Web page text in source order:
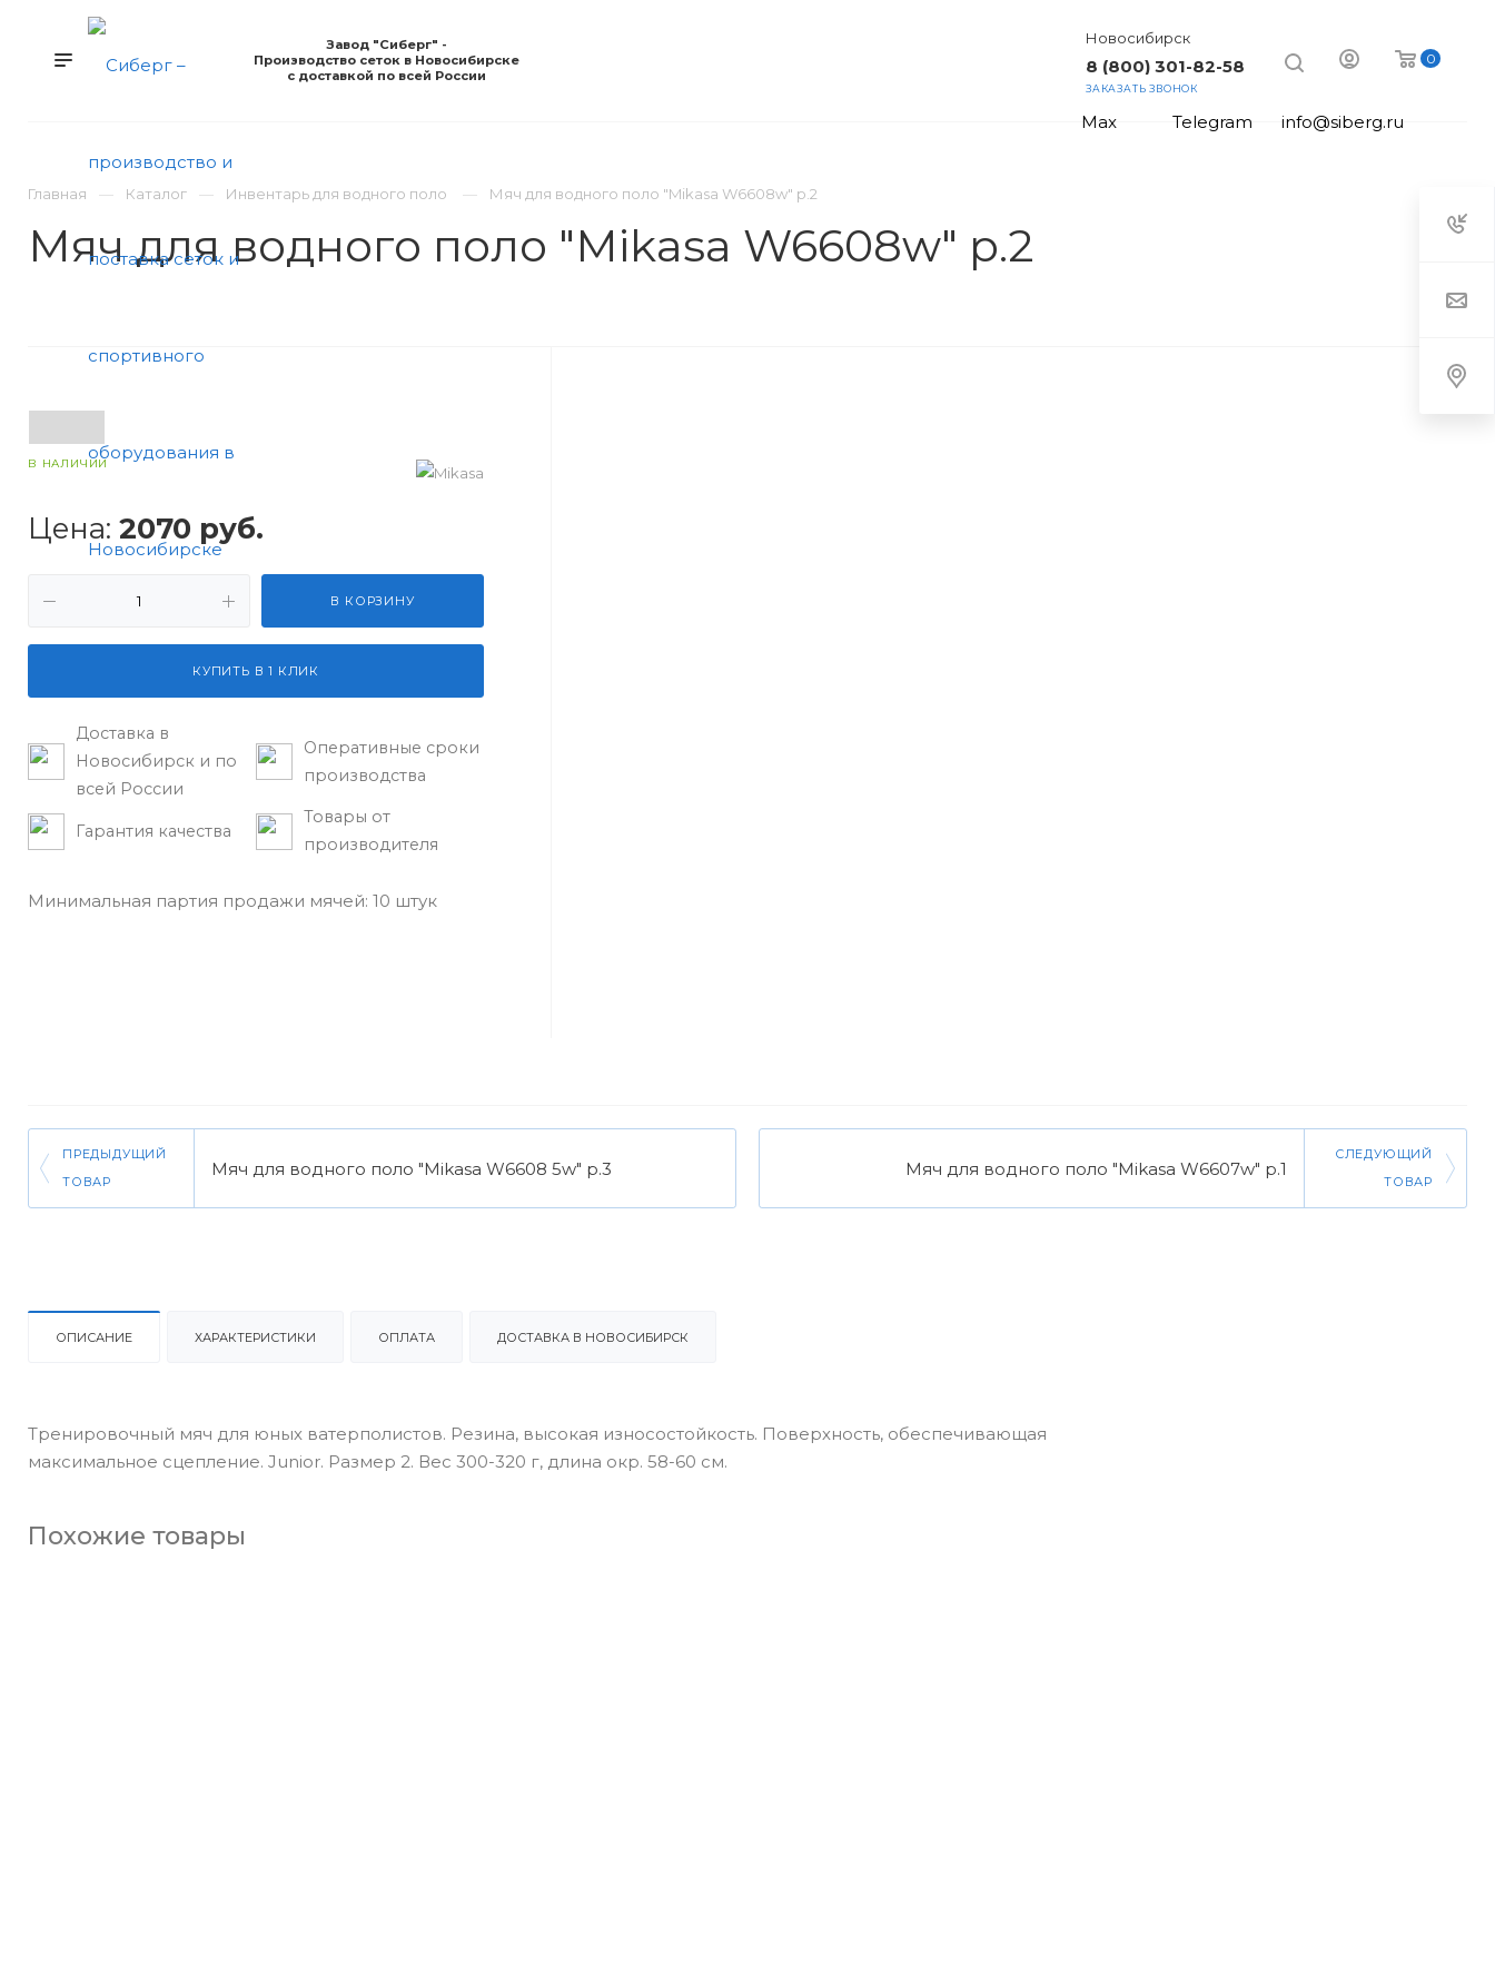
0
Новосибирск
8 (800) 301-82-58
ЗАКАЗАТЬ ЗВОНОК
Max Telegram info@siberg.ru
Завод "Сиберг" -
Производство сеток в Новосибирске
с доставкой по всей России
КАТАЛОГ УСЛУГИ
Главная Каталог Инвентарь для водного поло Мяч для водного поло "Mikasa W6608w" р.2
Мяч для водного поло "Mikasa W6608w" р.2
В НАЛИЧИИ
Цена: 2070 руб.
В КОРЗИНУ
КУПИТЬ В 1 КЛИК
Доставка в
Новосибирск и по
всей России
Оперативные сроки
производства
Гарантия качества
Товары от
производителя
Минимальная партия продажи мячей: 10 штук
ПРЕДЫДУЩИЙ
ТОВАР
Мяч для водного поло "Mikasa W6608 5w" р.3 Мяч для водного поло "Mikasa W6607w" р.1
СЛЕДУЮЩИЙ
ТОВАР
ОПИСАНИЕ ХАРАКТЕРИСТИКИ ОПЛАТА ДОСТАВКА В НОВОСИБИРСК
Тренировочный мяч для юных ватерполистов. Резина, высокая износостойкость. Поверхность, обеспечивающая
максимальное сцепление. Junior. Размер 2. Вес 300-320 г, длина окр. 58-60 см.
Похожие товары